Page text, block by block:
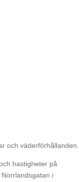
och väderförhållanden.
hastigheter på
i